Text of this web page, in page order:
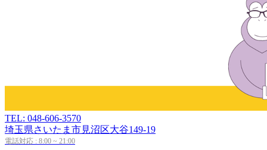
TEL: 048-606-3570
埼玉県さいたま市見沼区大谷149-19
電話対応 : 8:00 ~ 21:00